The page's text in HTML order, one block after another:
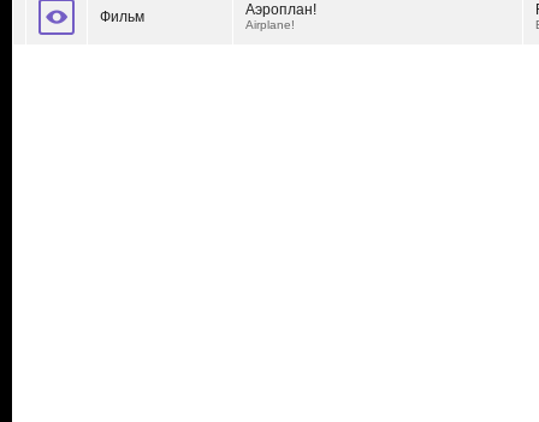
Фильм Аэроплан!
Airplane!